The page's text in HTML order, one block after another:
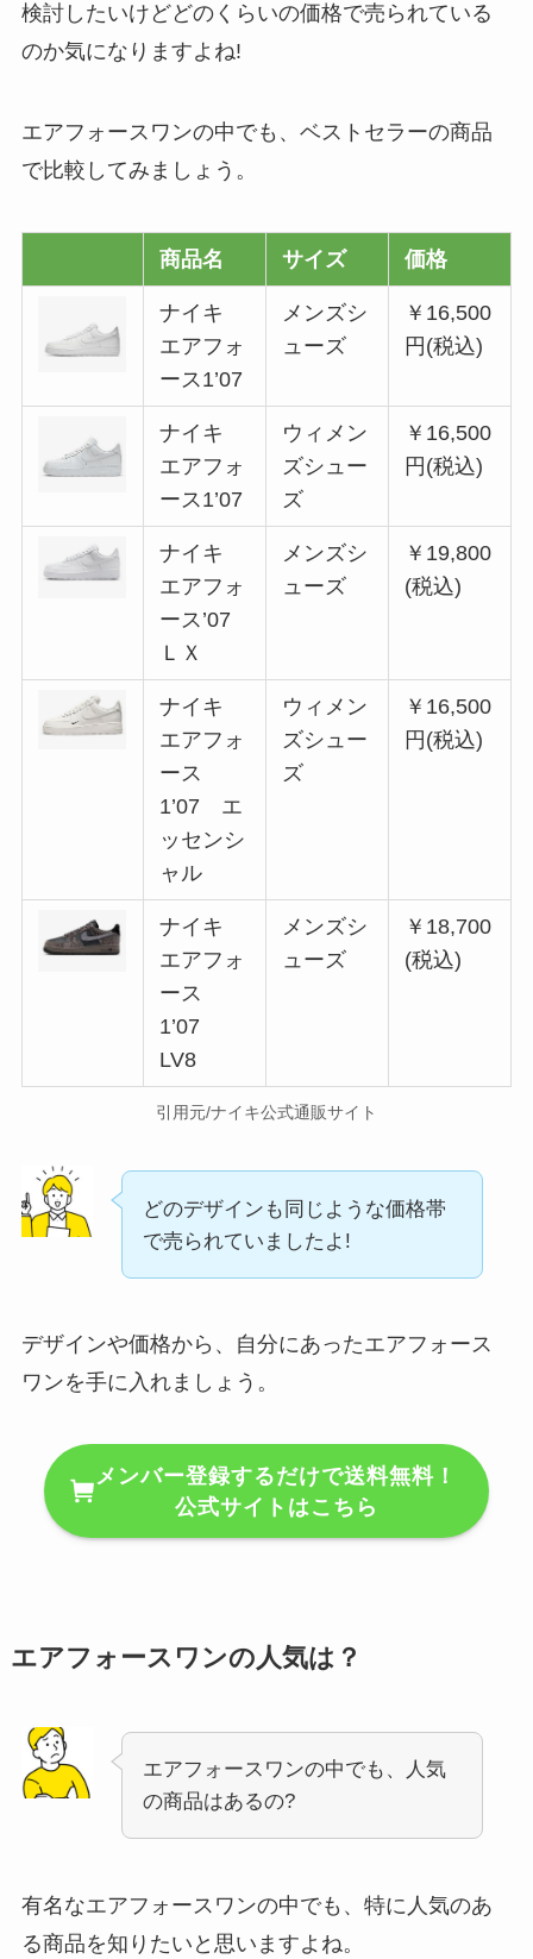
検討したいけどどのくらいの価格で売られている
のか気になりますよね!
エアフォースワンの中でも、ベストセラーの商品
で比較してみましょう。
商品名 サイズ 価格
ナイキ
エアフォ
ース1’07
メンズシ
ューズ
￥16,500
円(税込)
ナイキ
エアフォ
ース1’07
ウィメン
ズシュー
ズ
￥16,500
円(税込)
ナイキ
エアフォ
ース’07
ＬＸ
メンズシ
ューズ
￥19,800
(税込)
ナイキ
エアフォ
ース
1’07 エ
ッセンシ
ャル
ウィメン
ズシュー
ズ
￥16,500
円(税込)
ナイキ
エアフォ
ース
1’07
LV8
メンズシ
ューズ
￥18,700
(税込)
引用元/ナイキ公式通販サイト
どのデザインも同じような価格帯
で売られていましたよ!
デザインや価格から、自分にあったエアフォース
ワンを手に入れましょう。
メンバー登録するだけで送料無料！
公式サイトはこちら
エアフォースワンの人気は？
エアフォースワンの中でも、人気
の商品はあるの?
有名なエアフォースワンの中でも、特に人気のあ
る商品を知りたいと思いますよね。